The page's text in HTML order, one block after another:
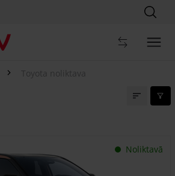
Toyota noliktava
Noliktavā